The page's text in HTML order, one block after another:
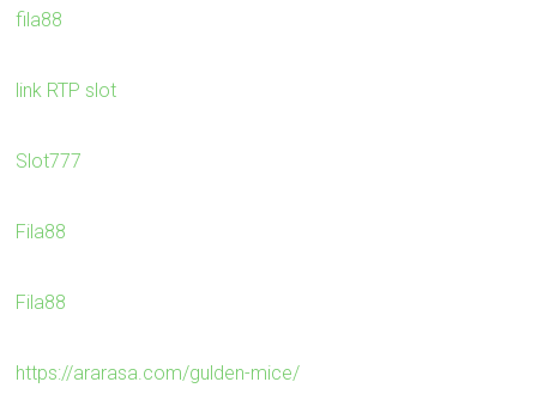
fila88
link RTP slot
Slot777
Fila88
Fila88
https://ararasa.com/gulden-mice/